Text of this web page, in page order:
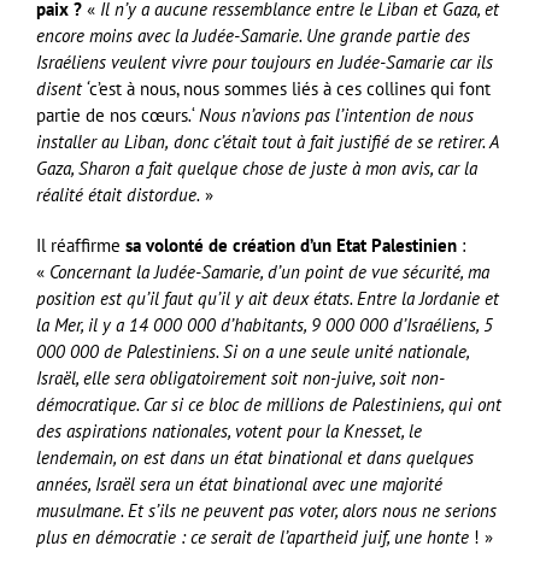
paix ? « Il n’y a aucune ressemblance entre le Liban et Gaza, et
encore moins avec la Judée-Samarie. Une grande partie des
Israéliens veulent vivre pour toujours en Judée-Samarie car ils
disent ‘c’est à nous, nous sommes liés à ces collines qui font
partie de nos cœurs.‘Nous n’avions pas l’intention de nous
installer au Liban, donc c’était tout à fait justifié de se retirer. A
Gaza, Sharon a fait quelque chose de juste à mon avis, car la
réalité était distordue. »
Il réaffirme sa volonté de création d’un Etat Palestinien :
« Concernant la Judée-Samarie, d’un point de vue sécurité, ma
position est qu’il faut qu’il y ait deux états. Entre la Jordanie et
la Mer, il y a 14 000 000 d’habitants, 9 000 000 d’Israéliens, 5
000 000 de Palestiniens. Si on a une seule unité nationale,
Israël, elle sera obligatoirement soit non-juive, soit non-
démocratique. Car si ce bloc de millions de Palestiniens, qui ont
des aspirations nationales, votent pour la Knesset, le
lendemain, on est dans un état binational et dans quelques
années, Israël sera un état binational avec une majorité
musulmane. Et s’ils ne peuvent pas voter, alors nous ne serions
plus en démocratie : ce serait de l’apartheid juif, une honte ! »